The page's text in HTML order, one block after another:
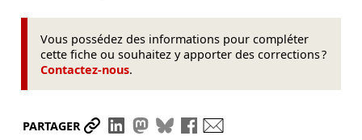
Vous possédez des informations pour compléter
cette fiche ou souhaitez y apporter des corrections ?
Contactez-nous.
PARTAGER Partager le lien
Partager sur LinkedIn
Partager sur Mastodon
Partager sur Bluesky
Partager sur Facebook